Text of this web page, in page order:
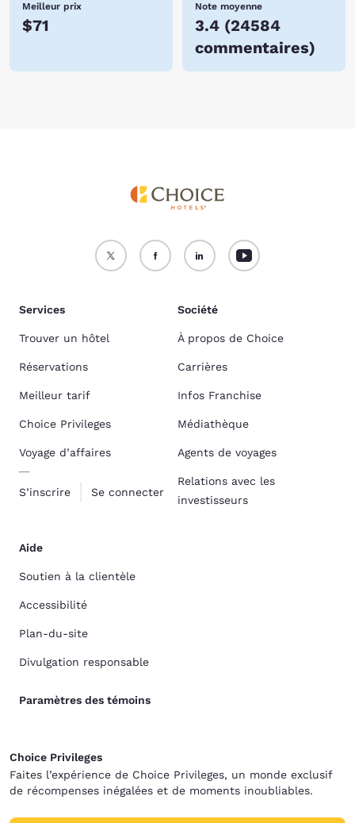
Meilleur prix
$71
Note moyenne
3.4 (24584
commentaires)
Services
Trouver un hôtel
Réservations
Meilleur tarif
Choice Privileges
Voyage d’affaires
S’inscrire Se connecter
Société
À propos de Choice
Carrières
Infos Franchise
Médiathèque
Agents de voyages
Relations avec les
investisseurs
Aide
Soutien à la clientèle
Accessibilité
Plan-du-site
Divulgation responsable
Paramètres des témoins
Choice Privileges
Faites l’expérience de Choice Privileges, un monde exclusif
de récompenses inégalées et de moments inoubliables.